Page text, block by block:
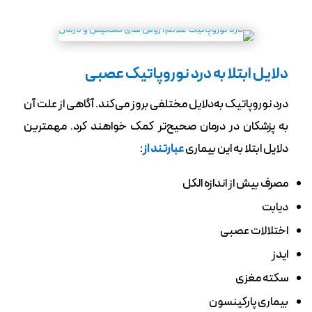
دلایل ابتلا به درد نوروپاتیک عصبی
درد نوروپاتیک به‌دلایل مختلفی بروز می‌کند. آگاهی از علت آن
به پزشکان در درمان صحیح‌تر کمک خواهند کرد. مهمترین
دلایل ابتلا به این بیماریعبارتند از:
مصرف بیش از اندازه الکل
دیابت
اختلالات عصبی
ایدز
سکته مغزی
بیماری پارکینسون